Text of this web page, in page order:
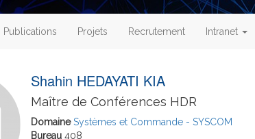
Publications Projets Recrutement Intranet
Shahin HEDAYATI KIA
Maître de Conférences HDR
DomaineSystèmes et Commande - SYSCOM
Bureau 408